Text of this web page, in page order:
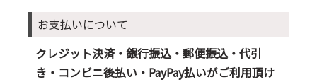
お支払いについて
クレジット決済・銀行振込・郵便振込・代引
き・コンビニ後払い・PayPay払いがご利用頂け